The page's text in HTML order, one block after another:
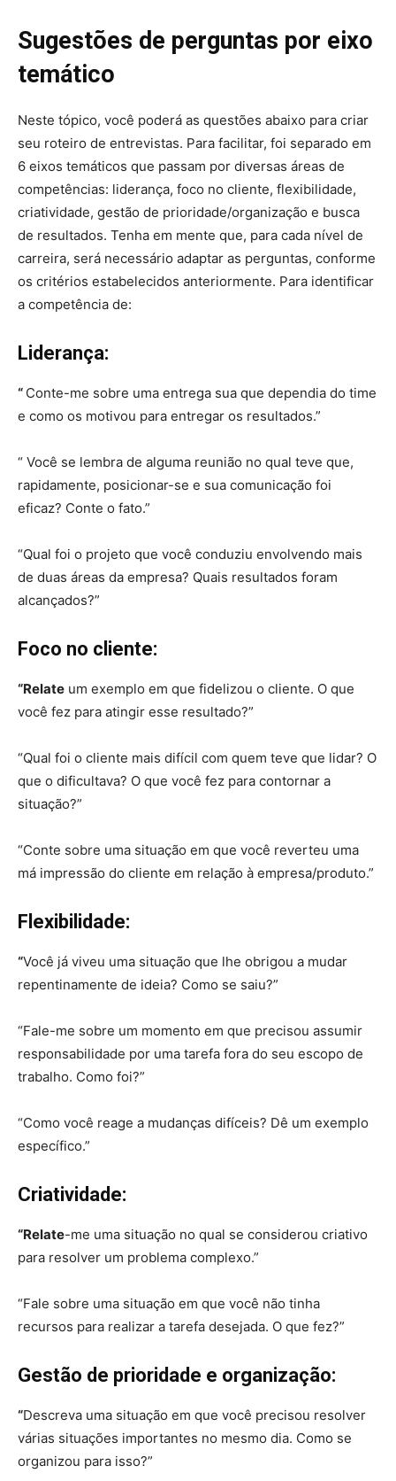
Sugestões de perguntas por eixo
temático
Neste tópico, você poderá as questões abaixo para criar
seu roteiro de entrevistas. Para facilitar, foi separado em
6 eixos temáticos que passam por diversas áreas de
competências: liderança, foco no cliente, flexibilidade,
criatividade, gestão de prioridade/organização e busca
de resultados. Tenha em mente que, para cada nível de
carreira, será necessário adaptar as perguntas, conforme
os critérios estabelecidos anteriormente. Para identificar
a competência de:
Liderança:
“ Conte-me sobre uma entrega sua que dependia do time
e como os motivou para entregar os resultados.”
“ Você se lembra de alguma reunião no qual teve que,
rapidamente, posicionar-se e sua comunicação foi
eficaz? Conte o fato.”
“Qual foi o projeto que você conduziu envolvendo mais
de duas áreas da empresa? Quais resultados foram
alcançados?”
Foco no cliente:
“Relate um exemplo em que fidelizou o cliente. O que
você fez para atingir esse resultado?”
“Qual foi o cliente mais difícil com quem teve que lidar? O
que o dificultava? O que você fez para contornar a
situação?”
“Conte sobre uma situação em que você reverteu uma
má impressão do cliente em relação à empresa/produto.”
Flexibilidade:
“Você já viveu uma situação que lhe obrigou a mudar
repentinamente de ideia? Como se saiu?”
“Fale-me sobre um momento em que precisou assumir
responsabilidade por uma tarefa fora do seu escopo de
trabalho. Como foi?”
“Como você reage a mudanças difíceis? Dê um exemplo
específico.”
Criatividade:
“Relate-me uma situação no qual se considerou criativo
para resolver um problema complexo.”
“Fale sobre uma situação em que você não tinha
recursos para realizar a tarefa desejada. O que fez?”
Gestão de prioridade e organização:
“Descreva uma situação em que você precisou resolver
várias situações importantes no mesmo dia. Como se
organizou para isso?”